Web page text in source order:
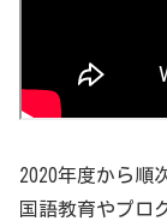
2020年度から順
国語教育やプロ